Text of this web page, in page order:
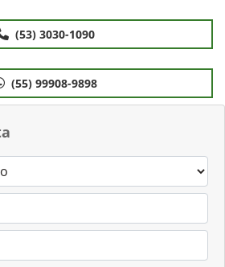
(53) 3030-1090
(55) 99908-9898